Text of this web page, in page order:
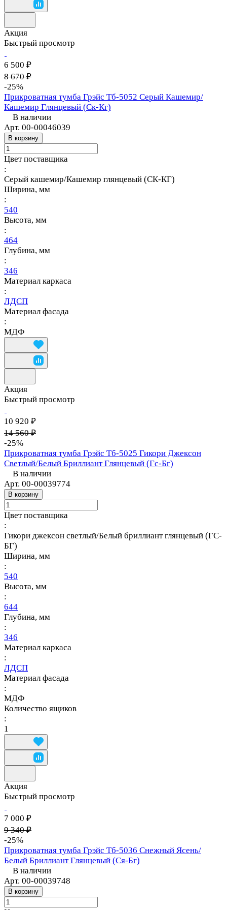
Акция
Быстрый просмотр
6 500 ₽
8 670 ₽
-25%
Прикроватная тумба Грэйс Тб-5052 Серый Кашемир/
Кашемир Глянцевый (Ск-Кг)
В наличии
Арт. 00-00046039
В корзину
Цвет поставщика
:
Серый кашемир/Кашемир глянцевый (СК-КГ)
Ширина, мм
:
540
Высота, мм
:
464
Глубина, мм
:
346
Материал каркаса
:
ЛДСП
Материал фасада
:
МДФ
Акция
Быстрый просмотр
10 920 ₽
14 560 ₽
-25%
Прикроватная тумба Грэйс Тб-5025 Гикори Джексон
Светлый/Белый Бриллиант Глянцевый (Гс-Бг)
В наличии
Арт. 00-00039774
В корзину
Цвет поставщика
:
Гикори джексон светлый/Белый бриллиант глянцевый (ГС-
БГ)
Ширина, мм
:
540
Высота, мм
:
644
Глубина, мм
:
346
Материал каркаса
:
ЛДСП
Материал фасада
:
МДФ
Количество ящиков
:
1
Акция
Быстрый просмотр
7 000 ₽
9 340 ₽
-25%
Прикроватная тумба Грэйс Тб-5036 Снежный Ясень/
Белый Бриллиант Глянцевый (Ся-Бг)
В наличии
Арт. 00-00039748
В корзину